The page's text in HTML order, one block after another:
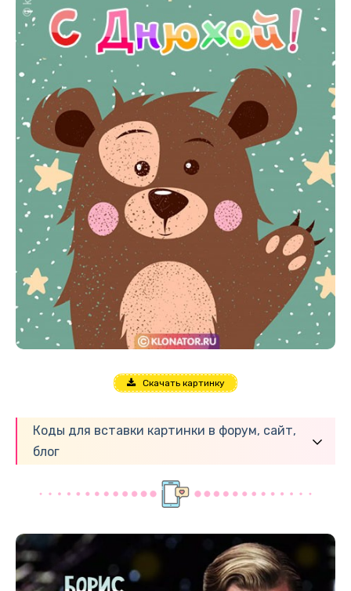
Скачать картинку
Коды для вставки картинки в форум, сайт,
блог